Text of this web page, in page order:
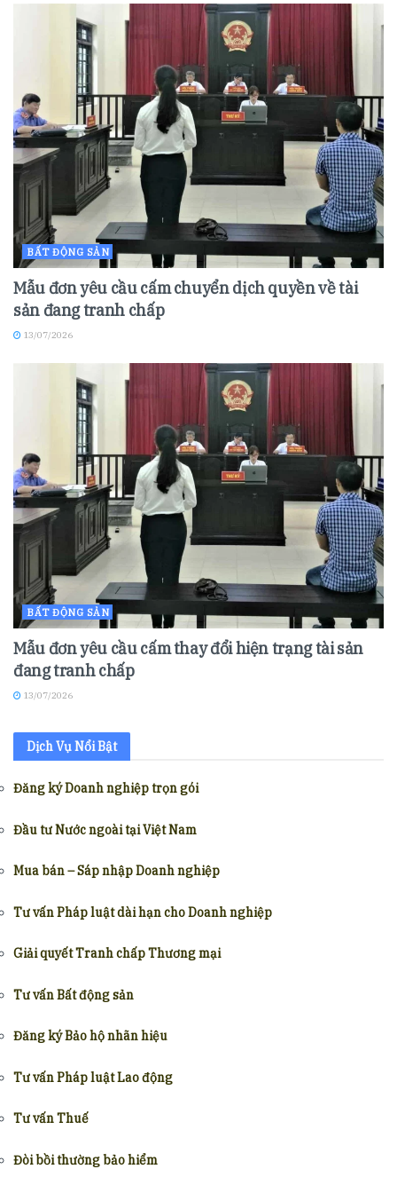
BẤT ĐỘNG SẢN
Mẫu đơn yêu cầu cấm chuyển dịch quyền về tài
sản đang tranh chấp
13/07/2026
BẤT ĐỘNG SẢN
Mẫu đơn yêu cầu cấm thay đổi hiện trạng tài sản
đang tranh chấp
13/07/2026
Dịch Vụ Nổi Bật
Đăng ký Doanh nghiệp trọn gói
Đầu tư Nước ngoài tại Việt Nam
Mua bán – Sáp nhập Doanh nghiệp
Tư vấn Pháp luật dài hạn cho Doanh nghiệp
Giải quyết Tranh chấp Thương mại
Tư vấn Bất động sản
Đăng ký Bảo hộ nhãn hiệu
Tư vấn Pháp luật Lao động
Tư vấn Thuế
Đòi bồi thường bảo hiểm